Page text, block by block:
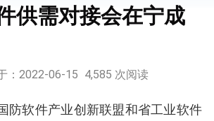
供需对接会在宁成
：2022-06-15 4,585 次阅读
防软件产业创新联盟和省工业软件